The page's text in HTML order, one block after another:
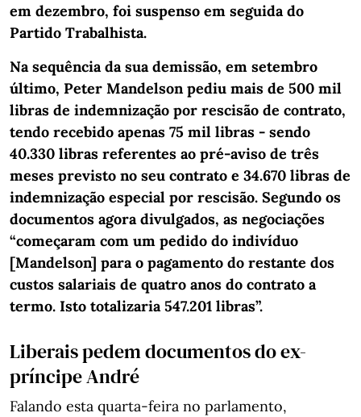
em dezembro, foi suspenso em seguida do
Partido Trabalhista.
Na sequência da sua demissão, em setembro
último, Peter Mandelson pediu mais de 500 mil
libras de indemnização por rescisão de contrato,
tendo recebido apenas 75 mil libras - sendo
40.330 libras referentes ao pré-aviso de três
meses previsto no seu contrato e 34.670 libras de
indemnização especial por rescisão. Segundo os
documentos agora divulgados, as negociações
“começaram com um pedido do indivíduo
[Mandelson] para o pagamento do restante dos
custos salariais de quatro anos do contrato a
termo. Isto totalizaria 547.201 libras”.
Liberais pedem documentos do ex-
príncipe André
Falando esta quarta-feira no parlamento,